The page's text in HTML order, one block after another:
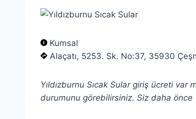
Kumsal
Alaçatı, 5253. Sk. No:37, 35930
Yıldızburnu Sıcak Sular giriş ücreti var
durumunu görebilirsiniz. Siz daha önce